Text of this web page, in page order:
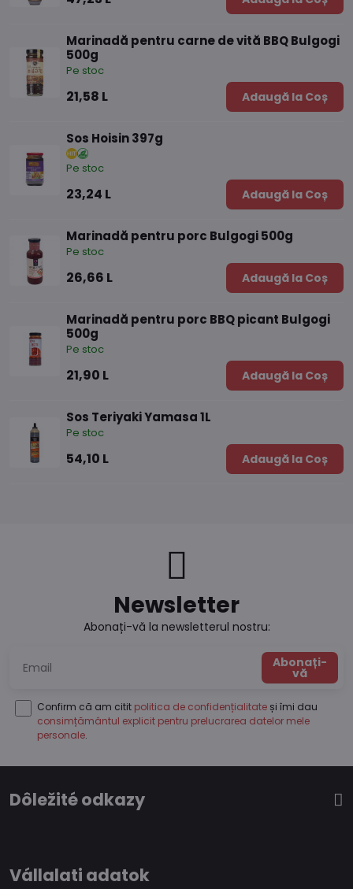
Marinadă pentru carne de vită BBQ Bulgogi
500g
Pe stoc
21,58 L Adaugă la Coș
Sos Hoisin 397g
Pe stoc
23,24 L Adaugă la Coș
Marinadă pentru porc Bulgogi 500g
Pe stoc
26,66 L Adaugă la Coș
Marinadă pentru porc BBQ picant Bulgogi
500g
Pe stoc
21,90 L Adaugă la Coș
Sos Teriyaki Yamasa 1L
Pe stoc
54,10 L Adaugă la Coș
Newsletter
Abonați-vă la newsletterul nostru:
Abonați-
vă
Confirm că am citit politica de confidențialitate și îmi dau
consimțământul explicit pentru prelucrarea datelor mele
personale.
Dôležité odkazy
Vállalati adatok